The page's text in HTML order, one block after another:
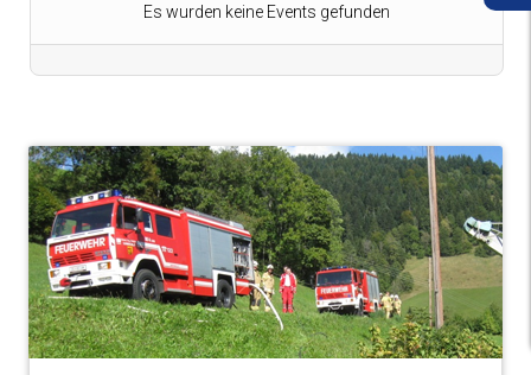
Es wurden keine Events gefunden